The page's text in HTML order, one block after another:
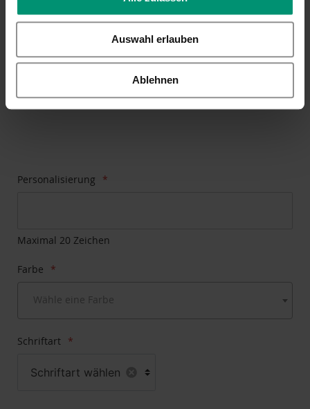
Auswahl erlauben
Ablehnen
Zum
springen
Personalisierung
Maximal 20 Zeichen
Farbe
Wähle eine Farbe
Schriftart
Schriftart wählen